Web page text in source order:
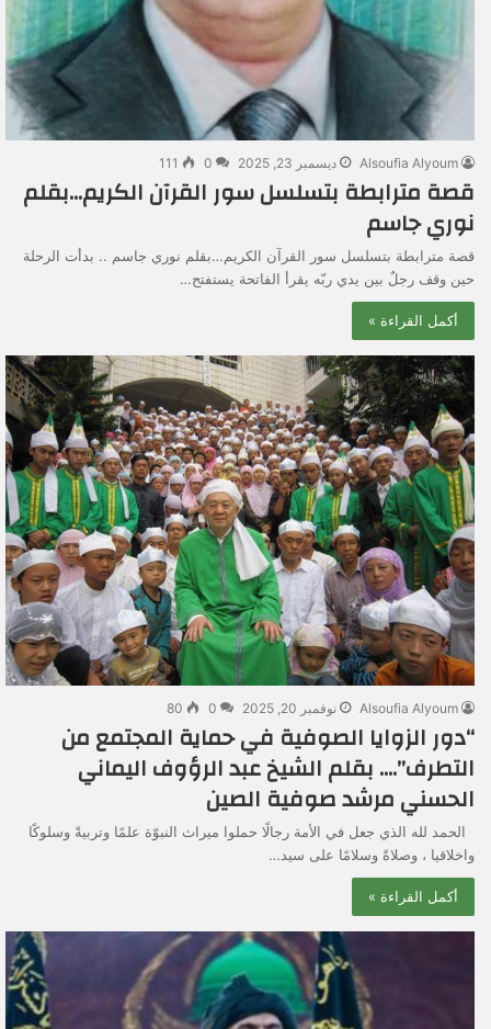
Alsoufia Alyoum ديسمبر 23, 2025 0
111
قصة مترابطة بتسلسل سور القرآن الكريم…بقلم
نوري جاسم
قصة مترابطة بتسلسل سور القرآن الكريم…بقلم نوري جاسم .. بدأت الرحلة
حين وقف رجلٌ بين يدي ربّه يقرأ الفاتحة يستفتح…
أكمل القراءة »
Alsoufia Alyoum نوفمبر 20, 2025 0
80
“دور الزوايا الصوفية في حماية المجتمع من
التطرف”…. بقلم الشيخ عبد الرؤوف اليماني
الحسني مرشد صوفية الصين
الحمد لله الذي جعل في الأمة رجالًا حملوا ميراث النبوّة علمًا وتربيةً وسلوكًا
واخلاقيا ، وصلاةً وسلامًا على سيد…
أكمل القراءة »